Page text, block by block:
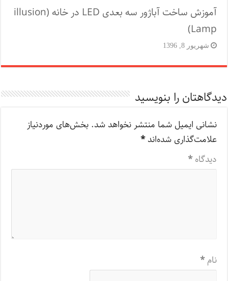
آموزش ساخت آباژور سه بعدی LED در خانه (illusion
Lamp)
شهریور 8, 1396
دیدگاهتان را بنویسید
نشانی ایمیل شما منتشر نخواهد شد. بخش‌های موردنیاز
علامت‌گذاری شده‌اند*
دیدگاه*
نام*